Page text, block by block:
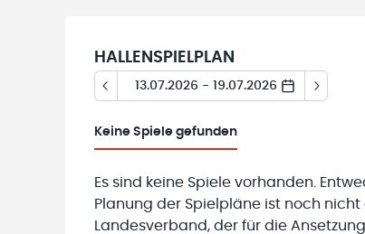
HALLENSPIELPLAN
13.07.2026 - 19.07.2026
Keine Spiele gefunden
Es sind keine Spiele vorhanden.
Planung der Spielpläne ist noch
Landesverband, der für die